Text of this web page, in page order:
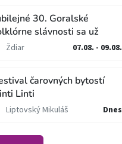
30. Goralské
slávnosti sa už
Ždiar 07.08. - 09.08.
čarovných bytostí
Linti
Liptovský Mikuláš Dnes